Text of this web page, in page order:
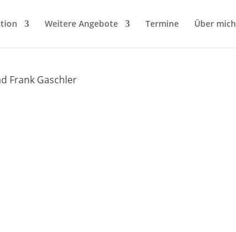
Weitere Angebote Termine Über mich
Frank Gaschler